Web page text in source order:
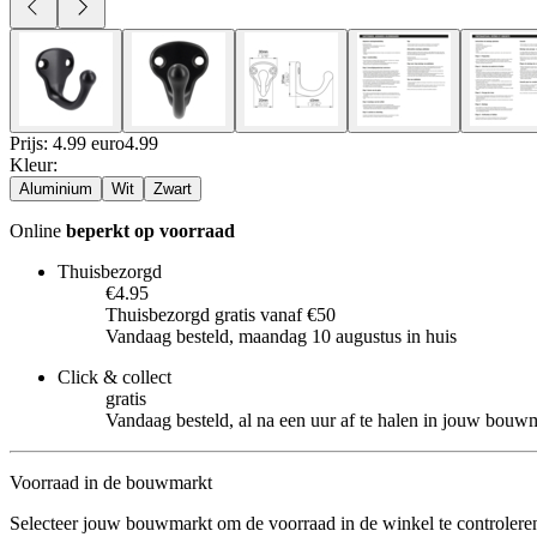
Prijs: 4.99 euro4.99
Kleur:
Aluminium Wit Zwart
Online beperkt op voorraad
Thuisbezorgd
€4.95
Thuisbezorgd gratis vanaf €50
Vandaag besteld, maandag 10 augustus in huis
Click & collect
gratis
Vandaag besteld, al na een uur af te halen in jouw
Voorraad in de bouwmarkt
Selecteer jouw bouwmarkt om de voorraad in de winkel te